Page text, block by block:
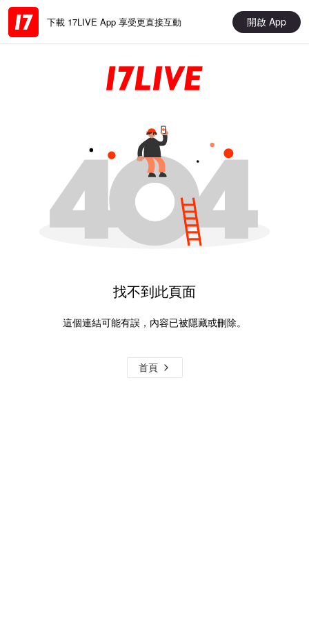
下載 17LIVE App 享受更直接互動 開啟 App
找不到此頁面
這個連結可能有誤，內容已被隱藏或刪除。
首頁